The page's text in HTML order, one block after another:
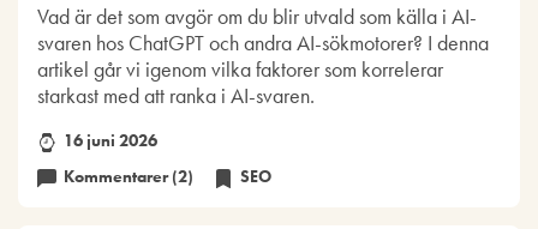
Vad är det som avgör om du blir utvald som källa i AI-
svaren hos ChatGPT och andra AI-sökmotorer? I denna
artikel går vi igenom vilka faktorer som korrelerar
starkast med att ranka i AI-svaren.
16 juni 2026
Kommentarer (2)
SEO